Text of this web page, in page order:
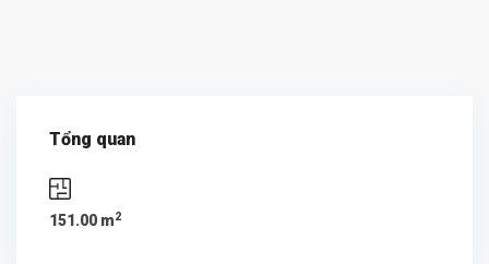
Tổng quan
151.00 m2